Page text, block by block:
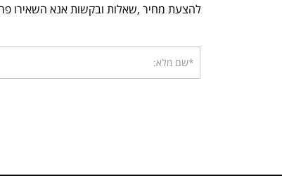
להצעת מחיר ,שאלות ובקשות אנא השאירו